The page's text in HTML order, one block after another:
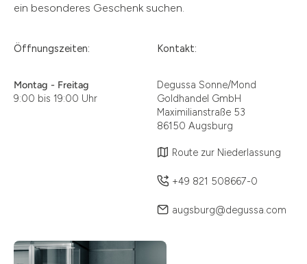
ein besonderes Geschenk suchen.
Öffnungszeiten:
Montag - Freitag
9:00 bis 19:00 Uhr
Kontakt:
Degussa Sonne/Mond
Goldhandel GmbH
Maximilianstraße 53
86150 Augsburg
Route zur Niederlassung
+49 821 508667-0
augsburg@degussa.com